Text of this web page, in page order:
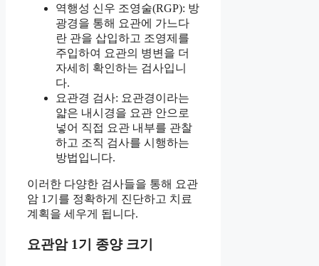
역행성 신우 조영술(RGP): 방
광경을 통해 요관에 가느다
란 관을 삽입하고 조영제를
주입하여 요관의 병변을 더
자세히 확인하는 검사입니
다.
요관경 검사: 요관경이라는
얇은 내시경을 요관 안으로
넣어 직접 요관 내부를 관찰
하고 조직 검사를 시행하는
방법입니다.
이러한 다양한 검사들을 통해 요관
암 1기를 정확하게 진단하고 치료
계획을 세우게 됩니다.
요관암 1기 종양 크기